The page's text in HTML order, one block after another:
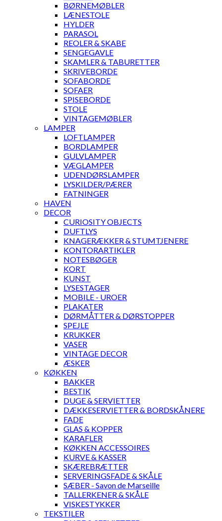
BØRNEMØBLER
LÆNESTOLE
HYLDER
PARASOL
REOLER & SKABE
SENGEGAVLE
SKAMLER & TABURETTER
SKRIVEBORDE
SOFABORDE
SOFAER
SPISEBORDE
STOLE
VINTAGEMØBLER
LAMPER
LOFTLAMPER
BORDLAMPER
GULVLAMPER
VÆGLAMPER
UDENDØRSLAMPER
LYSKILDER/PÆRER
FATNINGER
HAVEN
DECOR
CURIOSITY OBJECTS
DUFTLYS
KNAGERÆKKER & STUMTJENERE
KONTORARTIKLER
NOTESBØGER
KORT
KUNST
LYSESTAGER
MOBILE - UROER
PLAKATER
DØRMÅTTER & DØRSTOPPER
SPEJLE
KRUKKER
VASER
VINTAGE DECOR
ÆSKER
KØKKEN
BAKKER
BESTIK
DUGE & SERVIETTER
DÆKKESERVIETTER & BORDSKÅNERE
FADE
GLAS & KOPPER
KARAFLER
KØKKEN ACCESSOIRES
KURVE & KASSER
SKÆREBRÆTTER
SERVERINGSFADE & SKÅLE
SÆBER - Savon de Marseille
TALLERKENER & SKÅLE
VISKESTYKKER
TEKSTILER